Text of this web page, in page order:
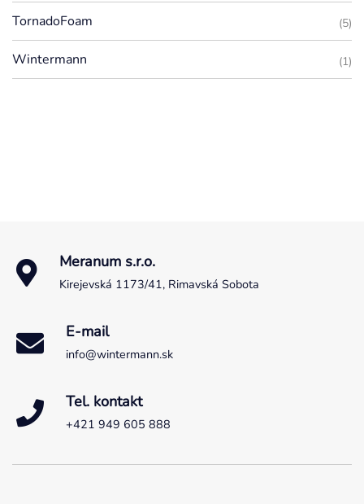
TornadoFoam (5)
Wintermann (1)
Meranum s.r.o.
Kirejevská 1173/41, Rimavská Sobota
E-mail
info@wintermann.sk
Tel. kontakt
+421 949 605 888